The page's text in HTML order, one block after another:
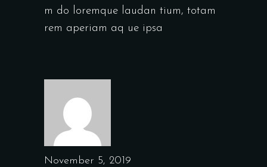
m do loremque laudan tium, totam
rem aperiam aq ue ipsa
November 5, 2019